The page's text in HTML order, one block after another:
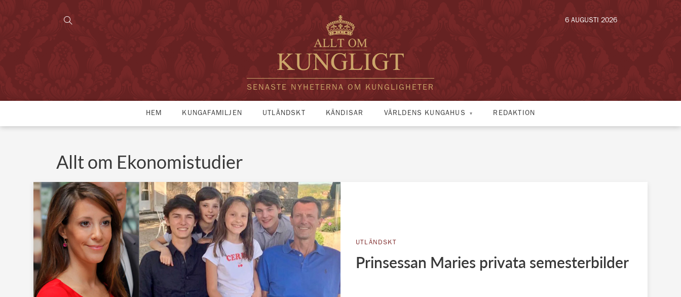
SENASTE NYHETERNA OM KUNGLIGHETER
6 AUGUSTI 2026
HEM KUNGAFAMILJEN UTLÄNDSKT KÄNDISAR VÄRLDENS KUNGAHUS REDAKTION
Allt om Ekonomistudier
UTLÄNDSKT
Prinsessan Maries privata semesterbilder